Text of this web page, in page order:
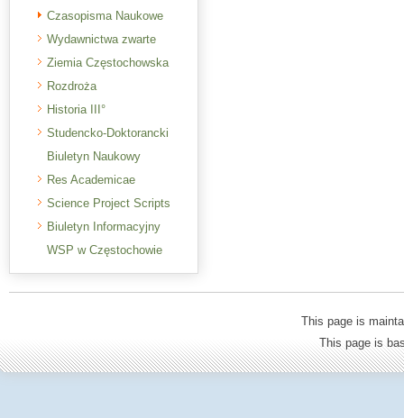
Czasopisma Naukowe
Wydawnictwa zwarte
Ziemia Częstochowska
Rozdroża
Historia III°
Studencko-Doktorancki
Biuletyn Naukowy
Res Academicae
Science Project Scripts
Biuletyn Informacyjny
WSP w Częstochowie
This page is
This page is